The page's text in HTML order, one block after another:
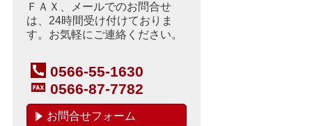
ＦＡＸ、メールでのお問合せ
は、24時間受け付けておりま
す。お気軽にご連絡ください。
0566-55-1630
0566-87-7782
お問合せフォーム